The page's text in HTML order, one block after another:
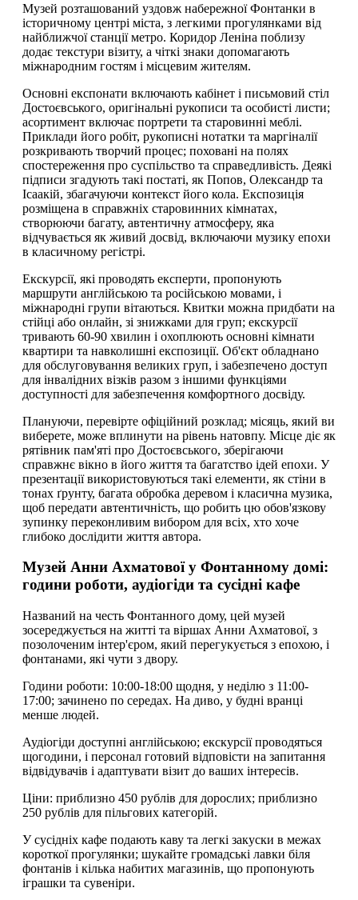
Музей розташований уздовж набережної Фонтанки в
історичному центрі міста, з легкими прогулянками від
найближчої станції метро. Коридор Леніна поблизу
додає текстури візиту, а чіткі знаки допомагають
міжнародним гостям і місцевим жителям.
Основні експонати включають кабінет і письмовий стіл
Достоєвського, оригінальні рукописи та особисті листи;
асортимент включає портрети та старовинні меблі.
Приклади його робіт, рукописні нотатки та маргіналії
розкривають творчий процес; поховані на полях
спостереження про суспільство та справедливість. Деякі
підписи згадують такі постаті, як Попов, Олександр та
Ісаакій, збагачуючи контекст його кола. Експозиція
розміщена в справжніх старовинних кімнатах,
створюючи багату, автентичну атмосферу, яка
відчувається як живий досвід, включаючи музику епохи
в класичному регістрі.
Екскурсії, які проводять експерти, пропонують
маршрути англійською та російською мовами, і
міжнародні групи вітаються. Квитки можна придбати на
стійці або онлайн, зі знижками для груп; екскурсії
тривають 60-90 хвилин і охоплюють основні кімнати
квартири та навколишні експозиції. Об'єкт обладнано
для обслуговування великих груп, і забезпечено доступ
для інвалідних візків разом з іншими функціями
доступності для забезпечення комфортного досвіду.
Плануючи, перевірте офіційний розклад; місяць, який ви
виберете, може вплинути на рівень натовпу. Місце діє як
рятівник пам'яті про Достоєвського, зберігаючи
справжнє вікно в його життя та багатство ідей епохи. У
презентації використовуються такі елементи, як стіни в
тонах ґрунту, багата обробка деревом і класична музика,
щоб передати автентичність, що робить цю обов'язкову
зупинку переконливим вибором для всіх, хто хоче
глибоко дослідити життя автора.
Музей Анни Ахматової у Фонтанному домі:
години роботи, аудіогіди та сусідні кафе
Названий на честь Фонтанного дому, цей музей
зосереджується на житті та віршах Анни Ахматової, з
позолоченим інтер'єром, який перегукується з епохою, і
фонтанами, які чути з двору.
Години роботи: 10:00-18:00 щодня, у неділю з 11:00-
17:00; зачинено по середах. На диво, у будні вранці
менше людей.
Аудіогіди доступні англійською; екскурсії проводяться
щогодини, і персонал готовий відповісти на запитання
відвідувачів і адаптувати візит до ваших інтересів.
Ціни: приблизно 450 рублів для дорослих; приблизно
250 рублів для пільгових категорій.
У сусідніх кафе подають каву та легкі закуски в межах
короткої прогулянки; шукайте громадські лавки біля
фонтанів і кілька набитих магазинів, що пропонують
іграшки та сувеніри.